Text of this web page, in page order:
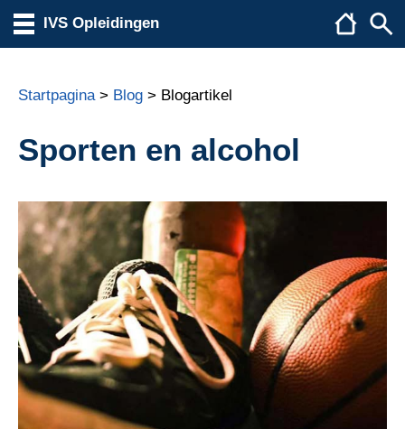
IVS Opleidingen
Startpagina> Blog > Blogartikel
Sporten en alcohol